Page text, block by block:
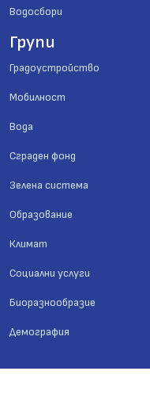
Водосбори
Групи
Градоустройство
Мобилност
Вода
Сграден фонд
Зелена система
Образование
Климат
Социални услуги
Биоразнообразие
Демография